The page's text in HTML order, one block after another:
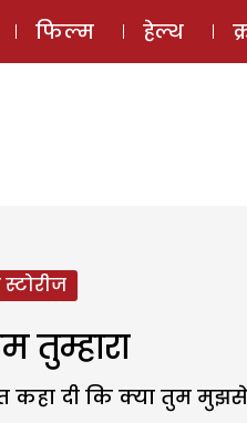
ई-मैगज़ीन
फिल्म हेल्थ
तुम्हारा
दी कि क्या तुम मुझसे